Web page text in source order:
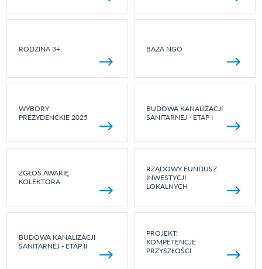
RODZINA 3+ BAZA NGO
WYBORY
PREZYDENCKIE 2025
BUDOWA KANALIZACJI
SANITARNEJ - ETAP I
ZGŁOŚ AWARIĘ
KOLEKTORA
RZĄDOWY FUNDUSZ
INWESTYCJI
LOKALNYCH
BUDOWA KANALIZACJI
SANITARNEJ - ETAP II
PROJEKT:
KOMPETENCJE
PRZYSZŁOŚCI